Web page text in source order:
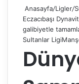
Anasayfa/Ligler/
Eczacıbaşı
galibiyetle
Sultanlar Ligi